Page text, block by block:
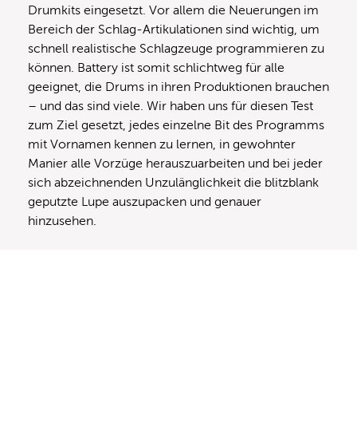
Drumkits eingesetzt. Vor allem die Neuerungen im
Bereich der Schlag-Artikulationen sind wichtig, um
schnell realistische Schlagzeuge programmieren zu
können. Battery ist somit schlichtweg für alle
geeignet, die Drums in ihren Produktionen brauchen
– und das sind viele. Wir haben uns für diesen Test
zum Ziel gesetzt, jedes einzelne Bit des Programms
mit Vornamen kennen zu lernen, in gewohnter
Manier alle Vorzüge herauszuarbeiten und bei jeder
sich abzeichnenden Unzulänglichkeit die blitzblank
geputzte Lupe auszupacken und genauer
hinzusehen.